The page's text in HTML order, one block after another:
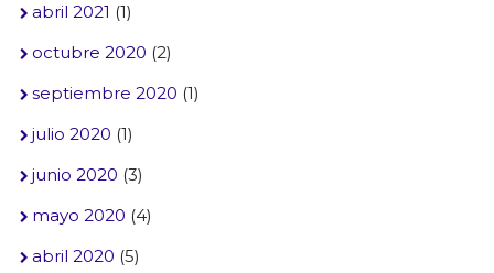
abril 2021 (1)
octubre 2020 (2)
septiembre 2020 (1)
julio 2020 (1)
junio 2020 (3)
mayo 2020 (4)
abril 2020 (5)